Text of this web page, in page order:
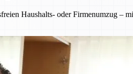
Haushalts- oder Firmenumzug